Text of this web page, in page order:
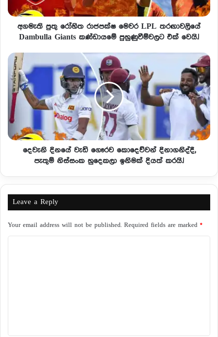
අගමැති පුතු රෝහිත රාජපක්ෂ මෙවර LPL තරඟාවලියේ
Dambulla Giants කණ්ඩායමේ පුහුණුවීම්වලට එක් වෙයි.!
දෙවැනි දිනයේ වැඩි ගෞරව කොදෙව්වන් දිනාගනිද්දී,
පැතුම් නිස්සංක හුදෙකලා ඉනිමක් දියත් කරයි.!
Leave a Reply
Your email address will not be published. Required fields are marked *